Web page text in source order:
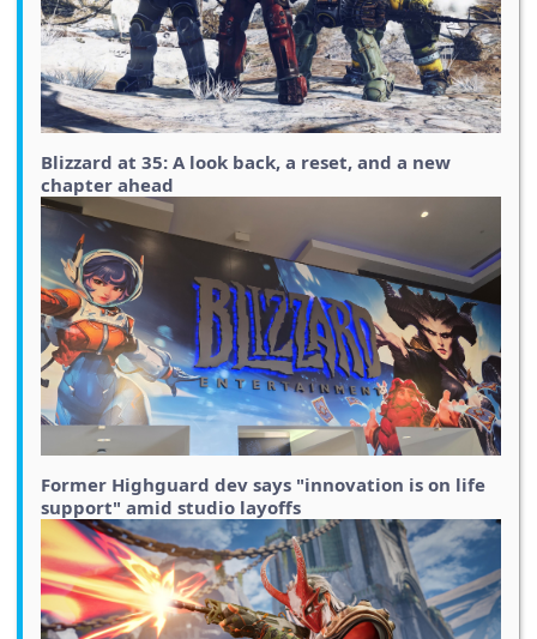
Blizzard at 35: A look back, a reset, and a new
chapter ahead
Former Highguard dev says "innovation is on life
support" amid studio layoffs